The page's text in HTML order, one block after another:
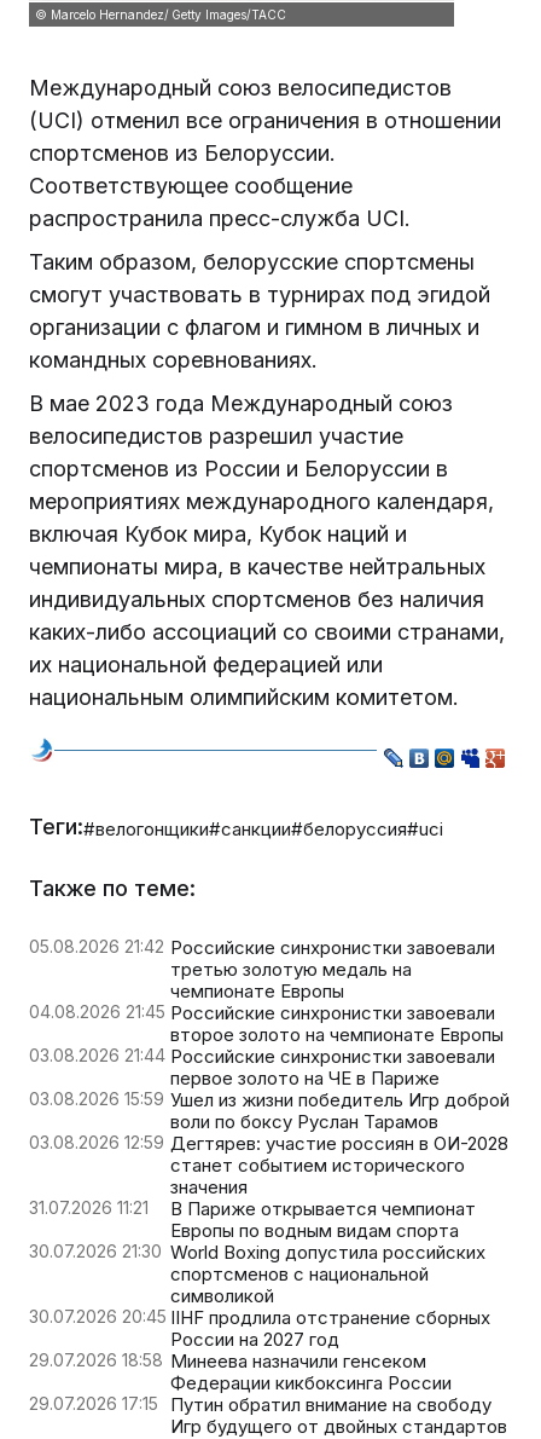
© Marcelo Hernandez/ Getty Images/ТАСС
Международный союз велосипедистов
(UCI) отменил все ограничения в отношении
спортсменов из Белоруссии.
Соответствующее сообщение
распространила пресс-служба UCI.
Таким образом, белорусские спортсмены
смогут участвовать в турнирах под эгидой
организации с флагом и гимном в личных и
командных соревнованиях.
В мае 2023 года Международный союз
велосипедистов разрешил участие
спортсменов из России и Белоруссии в
мероприятиях международного календаря,
включая Кубок мира, Кубок наций и
чемпионаты мира, в качестве нейтральных
индивидуальных спортсменов без наличия
каких-либо ассоциаций со своими странами,
их национальной федерацией или
национальным олимпийским комитетом.
Теги:#велогонщики#санкции#белоруссия#uci
Также по теме:
05.08.2026 21:42 Российские синхронистки завоевали
третью золотую медаль на
чемпионате Европы
04.08.2026 21:45 Российские синхронистки завоевали
второе золото на чемпионате Европы
03.08.2026 21:44 Российские синхронистки завоевали
первое золото на ЧЕ в Париже
03.08.2026 15:59 Ушел из жизни победитель Игр доброй
воли по боксу Руслан Тарамов
03.08.2026 12:59 Дегтярев: участие россиян в ОИ-2028
станет событием исторического
значения
31.07.2026 11:21
В Париже открывается чемпионат
Европы по водным видам спорта
30.07.2026 21:30 World Boxing допустила российских
спортсменов с национальной
символикой
30.07.2026 20:45 IIHF продлила отстранение сборных
России на 2027 год
29.07.2026 18:58 Минеева назначили генсеком
Федерации кикбоксинга России
29.07.2026 17:15
Путин обратил внимание на свободу
Игр будущего от двойных стандартов